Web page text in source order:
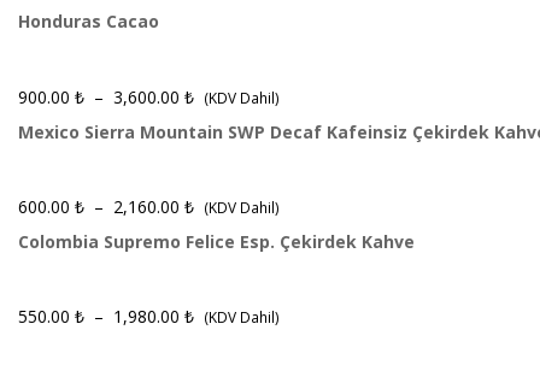
Honduras Cacao
900.00 ₺ – 3,600.00 ₺ (KDV Dahil)
Mexico Sierra Mountain SWP Decaf Kafeinsiz Çekirdek
600.00 ₺ – 2,160.00 ₺ (KDV Dahil)
Colombia Supremo Felice Esp. Çekirdek Kahve
550.00 ₺ – 1,980.00 ₺ (KDV Dahil)